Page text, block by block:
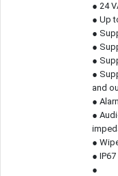
● 24
● Up
●
●
●
●
and
●
●
●
● IP67
●